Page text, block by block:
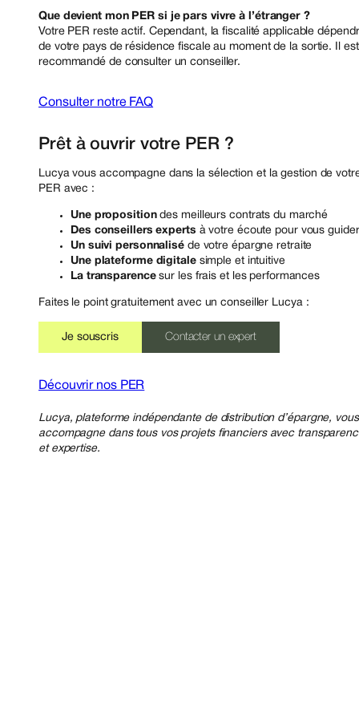
Que devient mon PER si je pars vivre à l’étranger ?
Votre PER reste actif. Cependant, la fiscalité applicable
de votre pays de résidence fiscale au moment de la sortie. Il est
recommandé de consulter un conseiller.
Consulter notre FAQ
Prêt à ouvrir votre PER ?
Lucya vous accompagne dans la sélection et la gestion de
PER avec :
Une propositiondes meilleurs contrats du marché
Des conseillers experts à votre écoute pour vous guider
Un suivi personnaliséde votre épargne retraite
Une plateforme digitalesimple et intuitive
La transparencesur les frais et les performances
Faites le point gratuitement avec un conseiller Lucya :
Je souscris Contacter un expert
Découvrir nos PER
Lucya, plateforme indépendante de distribution d’épargne, vous
accompagne dans tous vos projets financiers avec
et expertise.